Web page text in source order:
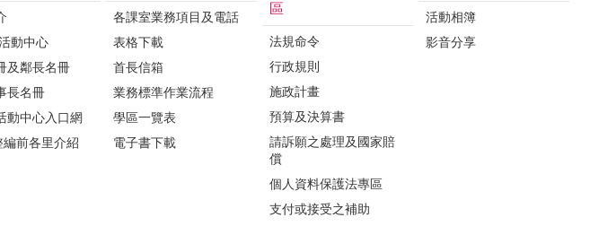
動中心
及鄰長名冊
長名冊
動中心入口網
編前各里介紹
各課室業務項目及電話
表格下載
首長信箱
業務標準作業流程
學區一覽表
電子書下載
區
法規命令
行政規則
施政計畫
預算及決算書
請訴願之處理及國家賠
償
個人資料保護法專區
支付或接受之補助
活動相簿
影音分享